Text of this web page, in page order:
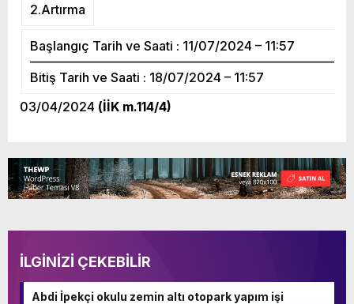
2.Artırma
Başlangıç Tarih ve Saati : 11/07/2024 – 11:57
Bitiş Tarih ve Saati : 18/07/2024 – 11:57
03/04/2024 (İİK m.114/4)
İLGİNİZİ ÇEKEBİLİR
Abdi İpekçi okulu zemin altı otopark yapım işi